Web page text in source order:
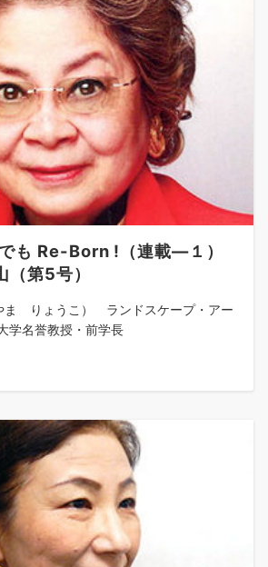
も Re-Born !（連載―１）
（第5号）
ま りょうこ） ランドスケープ・アー
学名誉教授・前学長